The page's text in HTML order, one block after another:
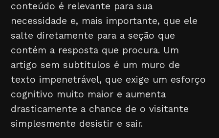
conteúdo é relevante para sua
necessidade e, mais importante, que ele
salte diretamente para a seção que
contém a resposta que procura. Um
artigo sem subtítulos é um muro de
texto impenetrável, que exige um esforço
cognitivo muito maior e aumenta
drasticamente a chance de o visitante
simplesmente desistir e sair.